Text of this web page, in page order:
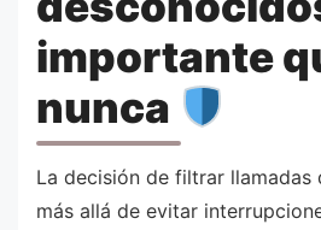
importante
nunca
La decisión de filtrar llamadas
más allá de evitar